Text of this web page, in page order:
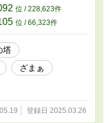
位 / 228,623件
位 / 66,323件
塔
ざまぁ
登録日 2025.03.26